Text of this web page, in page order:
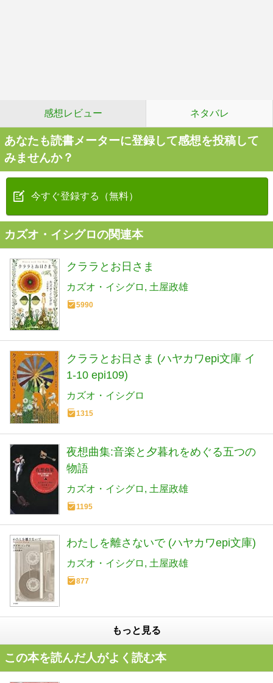
感想レビュー ネタバレ
あなたも読書メーターに登録して感想を投稿して
みませんか？
今すぐ登録する（無料）
カズオ・イシグロの関連本
クララとお日さま
カズオ・イシグロ 土屋政雄
5990
クララとお日さま (ハヤカワepi文庫 イ
1-10 epi109)
カズオ・イシグロ
1315
夜想曲集:音楽と夕暮れをめぐる五つの
物語
カズオ・イシグロ 土屋政雄
1195
わたしを離さないで (ハヤカワepi文庫)
カズオ・イシグロ 土屋政雄
877
もっと見る
この本を読んだ人がよく読む本